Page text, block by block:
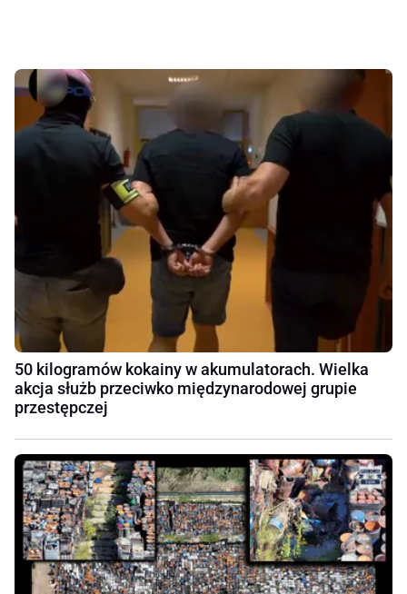
50 kilogramów kokainy w akumulatorach. Wielka
akcja służb przeciwko międzynarodowej grupie
przestępczej